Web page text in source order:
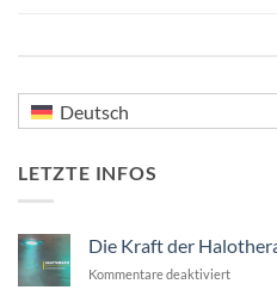
Deutsch
LETZTE INFOS
Die Kraft der
Kommentare deaktiviertfür